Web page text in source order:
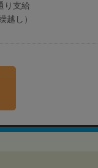
り支給
し）